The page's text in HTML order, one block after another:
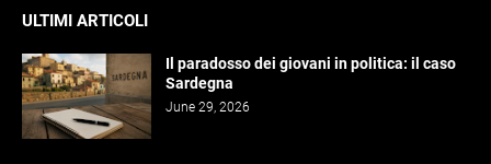
ULTIMI ARTICOLI
Il paradosso dei giovani in politica: il caso
Sardegna
June 29, 2026